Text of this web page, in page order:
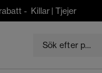
- Killar| Tjejer